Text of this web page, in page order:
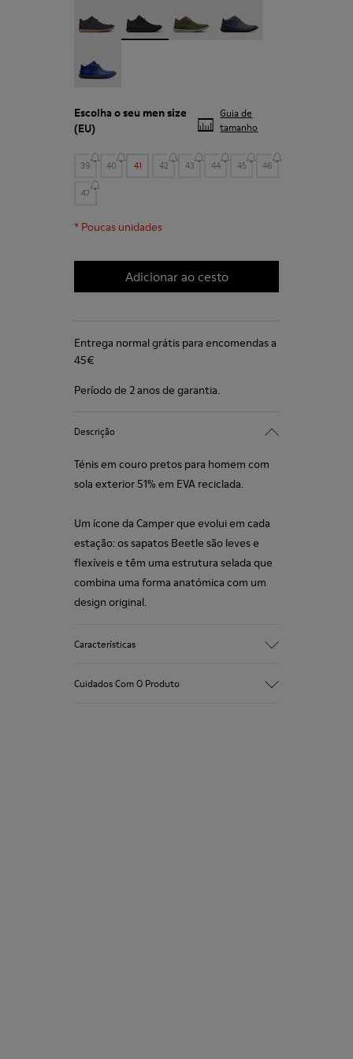
Escolha o seu men size
(EU)
Guia de
tamanho
39 40 41 42 43 44 45 46
47
* Poucas unidades
Adicionar ao cesto
Entrega normal grátis para encomendas a
45€
Período de 2 anos de garantia.
Descrição
Ténis em couro pretos para homem com
sola exterior 51% em EVA reciclada.
Um ícone da Camper que evolui em cada
estação: os sapatos Beetle são leves e
flexíveis e têm uma estrutura selada que
combina uma forma anatómica com um
design original.
Características
Cuidados Com O Produto